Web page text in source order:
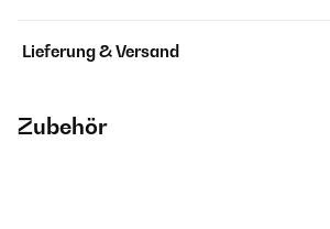
Lieferung & Versand
Zubehör